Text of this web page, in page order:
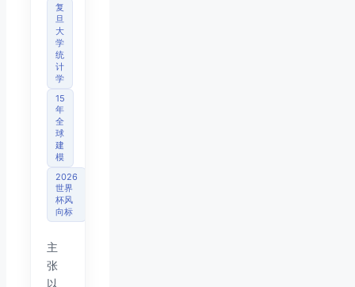
复
旦
大
学
统
计
学
15
年
全
球
建
模
2026
世界
杯风
向标
主
张
以